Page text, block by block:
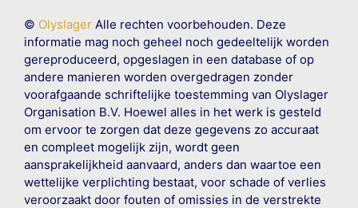
© OlyslagerAlle rechten voorbehouden. Deze
informatie mag noch geheel noch gedeeltelijk worden
gereproduceerd, opgeslagen in een database of op
andere manieren worden overgedragen zonder
voorafgaande schriftelijke toestemming van Olyslager
Organisation B.V. Hoewel alles in het werk is gesteld
om ervoor te zorgen dat deze gegevens zo accuraat
en compleet mogelijk zijn, wordt geen
aansprakelijkheid aanvaard, anders dan waartoe een
wettelijke verplichting bestaat, voor schade of verlies
veroorzaakt door fouten of omissies in de verstrekte